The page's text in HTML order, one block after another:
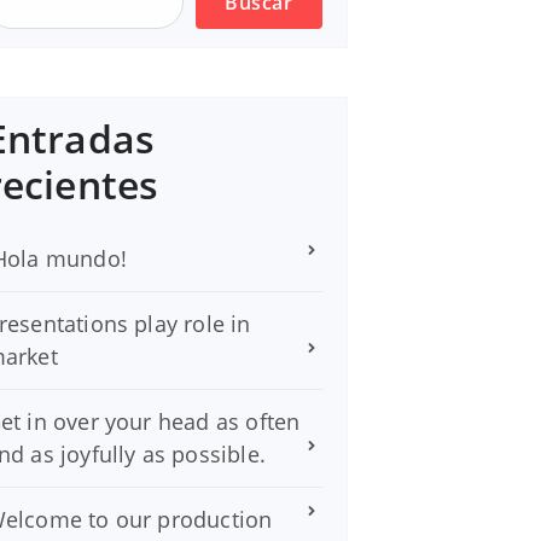
mundo!
play role in
in over your head as often
as joyfully as possible.
to our production